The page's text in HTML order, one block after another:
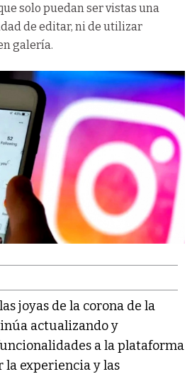
solo puedan ser vistas una
de editar, ni de utilizar
galería.
joyas de la corona de la
actualizando y
a la plataforma
la experiencia y las